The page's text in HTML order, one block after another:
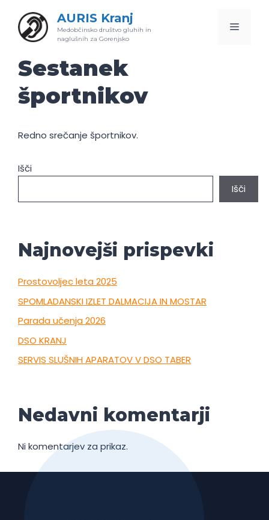
content
AURIS Kranj
Medobčinsko društvo gluhih in
naglušnih za Gorenjsko
Menu
Sestanek
športnikov
Redno srečanje športnikov.
Išči
Išči
Najnovejši prispevki
Prostovoljec leta 2025
SPOMLADANSKI IZLET DALMACIJA IN MOSTAR
Parada učenja 2026
DSO KRANJ
SERVIS SLUŠNIH APARATOV V DSO TABER
Nedavni komentarji
Ni komentarjev za prikaz.